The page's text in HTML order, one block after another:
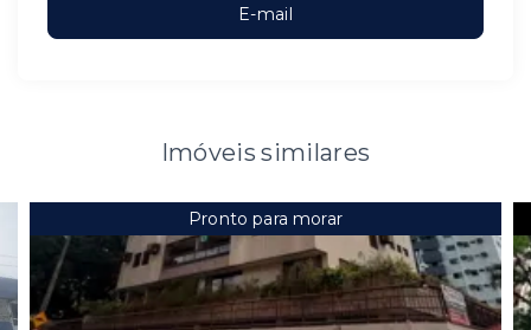
E-mail
Imóveis similares
Pronto para morar